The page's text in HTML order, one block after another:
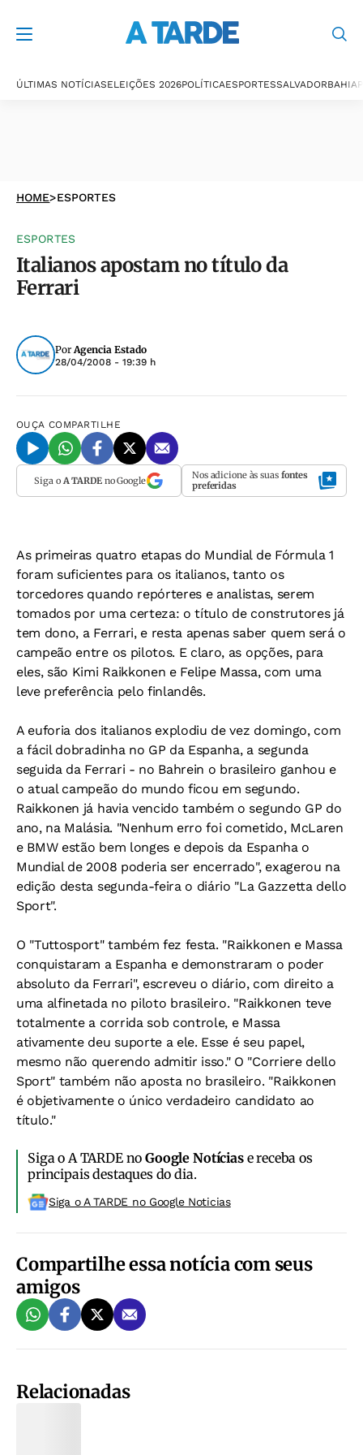
ÚLTIMAS NOTÍCIASELEIÇÕES 2026POLÍTICAESPORTESSALVADORBAHIA
HOME>ESPORTES
ESPORTES
Italianos apostam no título da
Ferrari
PorAgencia Estado
28/04/2008 - 19:39 h
OUÇA COMPARTILHE
Siga o A TARDEno Google Nos adicione às suas fontes
preferidas
As primeiras quatro etapas do Mundial de Fórmula 1
foram suficientes para os italianos, tanto os
torcedores quando repórteres e analistas, serem
tomados por uma certeza: o título de construtores já
tem dono, a Ferrari, e resta apenas saber quem será o
campeão entre os pilotos. E claro, as opções, para
eles, são Kimi Raikkonen e Felipe Massa, com uma
leve preferência pelo finlandês.
A euforia dos italianos explodiu de vez domingo, com
a fácil dobradinha no GP da Espanha, a segunda
seguida da Ferrari - no Bahrein o brasileiro ganhou e
o atual campeão do mundo ficou em segundo.
Raikkonen já havia vencido também o segundo GP do
ano, na Malásia. "Nenhum erro foi cometido, McLaren
e BMW estão bem longes e depois da Espanha o
Mundial de 2008 poderia ser encerrado", exagerou na
edição desta segunda-feira o diário "La Gazzetta dello
Sport".
O "Tuttosport" também fez festa. "Raikkonen e Massa
conquistaram a Espanha e demonstraram o poder
absoluto da Ferrari", escreveu o diário, com direito a
uma alfinetada no piloto brasileiro. "Raikkonen teve
totalmente a corrida sob controle, e Massa
ativamente deu suporte a ele. Esse é seu papel,
mesmo não querendo admitir isso." O "Corriere dello
Sport" também não aposta no brasileiro. "Raikkonen
é objetivamente o único verdadeiro candidato ao
título."
Siga o A TARDE noGoogle Notíciase receba os
principais destaques do dia.
Siga o A TARDE no Google Noticias
Compartilhe essa notícia com seus
amigos
Relacionadas